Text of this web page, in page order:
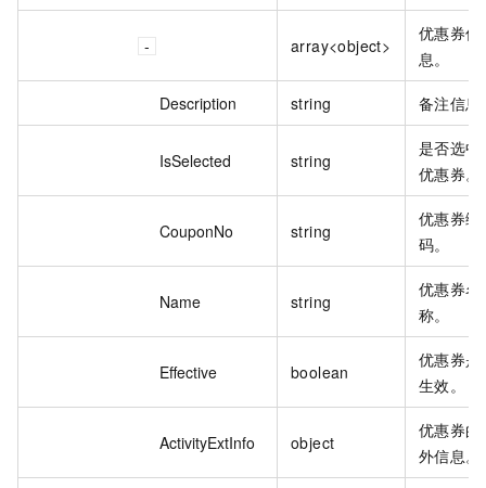
array<object>
优惠券信
息。
Description string 备注信息
IsSelected string
是否选中
优惠券。
CouponNo string
优惠券编
码。
Name string
优惠券名
称。
Effective boolean
优惠券是
生效。
ActivityExtInfo object
优惠券的
外信息。